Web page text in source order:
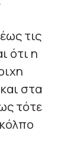
τις
ότι η
στα
τότε